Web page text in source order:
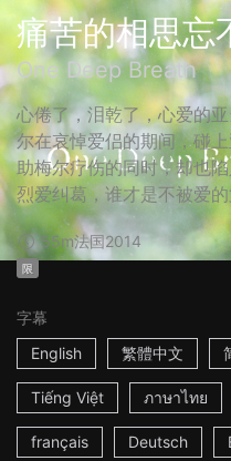
痛苦的相思忘
One Deep Breath
心倦了，泪乾了，心爱的
尔在哀悼爱侣的期间，碰
助梅尔疗伤的同时，却也
烈爱纠葛，谁才是不被爱
55m法国2014
限
字幕
English
繁體中文
Tiếng Việt ภาษาไทย
français Deutsch